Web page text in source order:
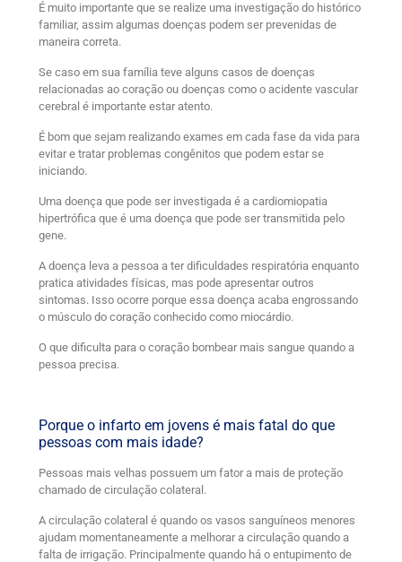
É muito importante que se realize uma investigação do histórico
familiar, assim algumas doenças podem ser prevenidas de
maneira correta.
Se caso em sua família teve alguns casos de doenças
relacionadas ao coração ou doenças como o acidente vascular
cerebral é importante estar atento.
É bom que sejam realizando exames em cada fase da vida para
evitar e tratar problemas congênitos que podem estar se
iniciando.
Uma doença que pode ser investigada é a cardiomiopatia
hipertrófica que é uma doença que pode ser transmitida pelo
gene.
A doença leva a pessoa a ter dificuldades respiratória enquanto
pratica atividades físicas, mas pode apresentar outros
sintomas. Isso ocorre porque essa doença acaba engrossando
o músculo do coração conhecido como miocárdio.
O que dificulta para o coração bombear mais sangue quando a
pessoa precisa.
Porque o infarto em jovens é mais fatal do que
pessoas com mais idade?
Pessoas mais velhas possuem um fator a mais de proteção
chamado de circulação colateral.
A circulação colateral é quando os vasos sanguíneos menores
ajudam momentaneamente a melhorar a circulação quando a
falta de irrigação. Principalmente quando há o entupimento de